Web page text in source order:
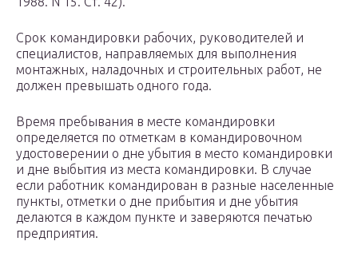
Срок командировки рабочих, руководителей и
специалистов, направляемых для выполнения
монтажных, наладочных и строительных работ, не
должен превышать одного года.
Время пребывания в месте командировки
определяется по отметкам в командировочном
удостоверении о дне убытия в место командировки
и дне выбытия из места командировки. В случае
если работник командирован в разные населенные
пункты, отметки о дне прибытия и дне убытия
делаются в каждом пункте и заверяются печатью
предприятия.